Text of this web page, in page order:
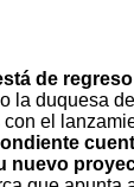
de
la duquesa
el
nuevo